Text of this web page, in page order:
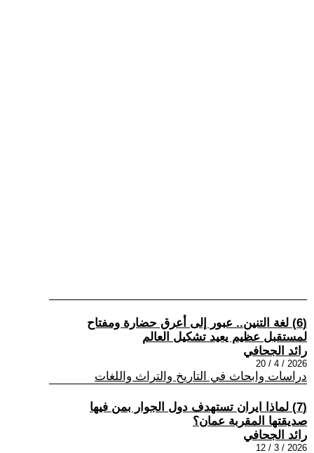
(6) لغة التنين.. عبور إلى أعرق حضارة ومفتاح
لمستقبل عظيم يعيد تشكيل العالم
رائد الجحافي
2026 / 4 / 20
دراسات وابحاث في التاريخ والتراث واللغات
(7) لماذا ايران تستهدف دول الجوار بمن فيها
صديقتها المقربة عمان؟
رائد الجحافي
2026 / 3 / 12